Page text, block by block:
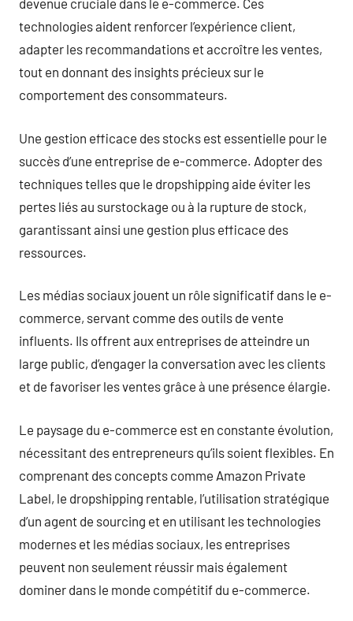
devenue cruciale dans le e-commerce. Ces
technologies aident renforcer l’expérience client,
adapter les recommandations et accroître les ventes,
tout en donnant des insights précieux sur le
comportement des consommateurs.
Une gestion efficace des stocks est essentielle pour le
succès d’une entreprise de e-commerce. Adopter des
techniques telles que le dropshipping aide éviter les
pertes liés au surstockage ou à la rupture de stock,
garantissant ainsi une gestion plus efficace des
ressources.
Les médias sociaux jouent un rôle significatif dans le e-
commerce, servant comme des outils de vente
influents. Ils offrent aux entreprises de atteindre un
large public, d’engager la conversation avec les clients
et de favoriser les ventes grâce à une présence élargie.
Le paysage du e-commerce est en constante évolution,
nécessitant des entrepreneurs qu’ils soient flexibles. En
comprenant des concepts comme Amazon Private
Label, le dropshipping rentable, l’utilisation stratégique
d’un agent de sourcing et en utilisant les technologies
modernes et les médias sociaux, les entreprises
peuvent non seulement réussir mais également
dominer dans le monde compétitif du e-commerce.